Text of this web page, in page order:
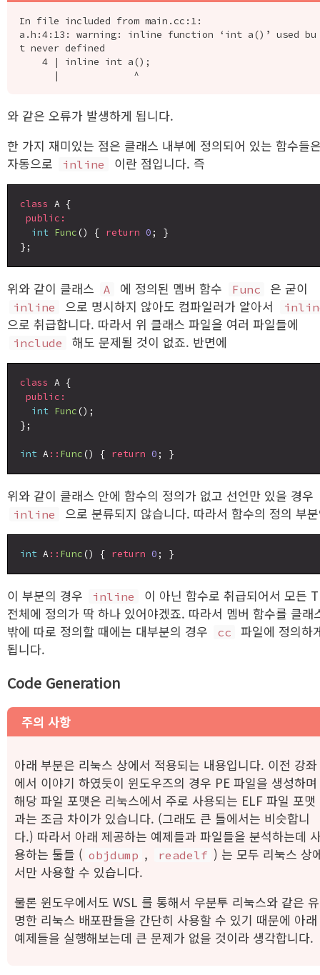
In file included from main.cc:1:
a.h:4:13: warning: inline function ‘int a()’ used bu
t never defined
와 같은 오류가 발생하게 됩니다.
한 가지 재미있는 점은 클래스 내부에 정의되어 있는 함수들
자동으로
inline 이란 점입니다. 즉
class A {
public:
int Func () { return 0 ; }
위와 같이 클래스 A 에 정의된 멤버 함수 Func 은 굳이
inline 으로 명시하지 않아도 컴파일러가 알아서
으로 취급합니다. 따라서 위 클래스 파일을 여러 파일들에
include 해도 문제될 것이 없죠. 반면에
class A {
public:
int Func ();
};
int A:: Func () { return 0
위와 같이 클래스 안에 함수의 정의가 없고 선언만 있을 경우
inline 으로 분류되지 않습니다. 따라서 함수의 정의 부
int A:: Func () { return 0
이 부분의 경우 inline
이 아닌 함수로 취급되어서 모든
전체에 정의가 딱 하나 있어야겠죠. 따라서 멤버 함수를 클래
밖에 따로 정의할 때에는 대부분의 경우
cc
파일에 정의하
됩니다.
Code Generation
주의 사항
아래 부분은 리눅스 상에서 적용되는 내용입니다. 이전 강좌
에서 이야기 하였듯이 윈도우즈의 경우 PE 파일을 생성하며
해당 파일 포맷은 리눅스에서 주로 사용되는 ELF 파일 포맷
과는 조금 차이가 있습니다. (그래도 큰 틀에서는 비슷합니
다.) 따라서 아래 제공하는 예제들과 파일들을 분석하는데
용하는 툴들 ( objdump , readelf ) 는 모두 리눅스 상
서만 사용할 수 있습니다.
물론 윈도우에서도 WSL 를 통해서 우분투 리눅스와 같은 유
명한 리눅스 배포판들을 간단히 사용할 수 있기 때문에 아래
예제들을 실행해보는데 큰 문제가 없을 것이라 생각합니다.